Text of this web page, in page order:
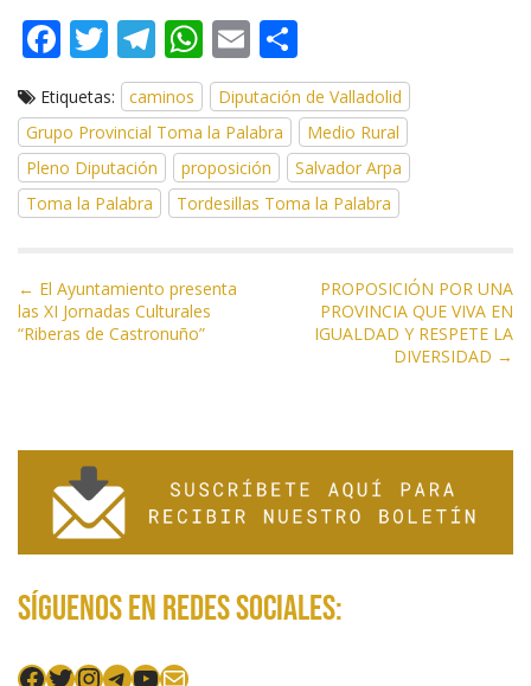
F
e
b
o
o
T
w
itt
er
T
el
e
gr
a
m
W
h
at
s
A
p
E
m
ai
l
o
m
p
ar
ti
Etiquetas: caminos
Diputación de Valladolid
Grupo Provincial Toma la Palabra
Medio Rural
Pleno Diputación
proposición
Salvador Arpa
Toma la Palabra
Tordesillas Toma la Palabra
N
a
a
d
e
e
← El Ayuntamiento presenta
las XI Jornadas Culturales
“Riberas de Castronuño”
PROPOSICIÓN POR UNA
PROVINCIA QUE VIVA EN
IGUALDAD Y RESPETE LA
DIVERSIDAD →
Síguenos en redes sociales:
Facebook
Twitter
Instagram
Telegram
YouTube
Mail